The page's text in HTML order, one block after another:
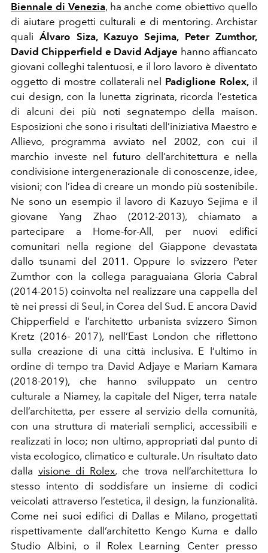
Biennale di Venezia,ha anche come obiettivo quello
di aiutare progetti culturali e di mentoring. Archistar
qualiÁlvaro Siza, Kazuyo Sejima, Peter Zumthor,
David Chipperfield e David Adjaye hanno affiancato
giovani colleghi talentuosi, e il loro lavoro è diventato
oggetto di mostre collaterali nel Padiglione Rolex, il
cui design, con la lunetta zigrinata, ricorda l’estetica
di alcuni dei più noti segnatempo della maison.
Esposizioni che sono i risultati dell’iniziativa Maestro e
Allievo, programma avviato nel 2002, con cui il
marchio investe nel futuro dell’architettura e nella
condivisione intergenerazionale di conoscenze, idee,
visioni; con l’idea di creare un mondo più sostenibile.
Ne sono un esempio il lavoro di Kazuyo Sejima e il
giovane Yang Zhao (2012-2013), chiamato a
partecipare a Home-for-All, per nuovi edifici
comunitari nella regione del Giappone devastata
dallo tsunami del 2011. Oppure lo svizzero Peter
Zumthor con la collega paraguaiana Gloria Cabral
(2014-2015) coinvolta nel realizzare una cappella del
tè nei pressi di Seul, in Corea del Sud. E ancora David
Chipperfield e l’architetto urbanista svizzero Simon
Kretz (2016- 2017), nell’East London che riflettono
sulla creazione di una città inclusiva. E l’ultimo in
ordine di tempo tra David Adjaye e Mariam Kamara
(2018-2019), che hanno sviluppato un centro
culturale a Niamey, la capitale del Niger, terra natale
dell’architetta, per essere al servizio della comunità,
con una struttura di materiali semplici, accessibili e
realizzati in loco; non ultimo, appropriati dal punto di
vista ecologico, climatico e culturale. Un risultato dato
dalla visione di Rolex, che trova nell’architettura lo
stesso intento di soddisfare un insieme di codici
veicolati attraverso l’estetica, il design, la funzionalità.
Come nei suoi edifici di Dallas e Milano, progettati
rispettivamente dall’architetto Kengo Kuma e dallo
Studio Albini, o il Rolex Learning Center presso